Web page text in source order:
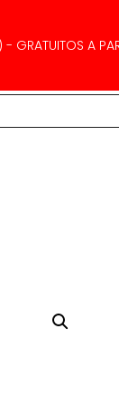
GRATUITOS A